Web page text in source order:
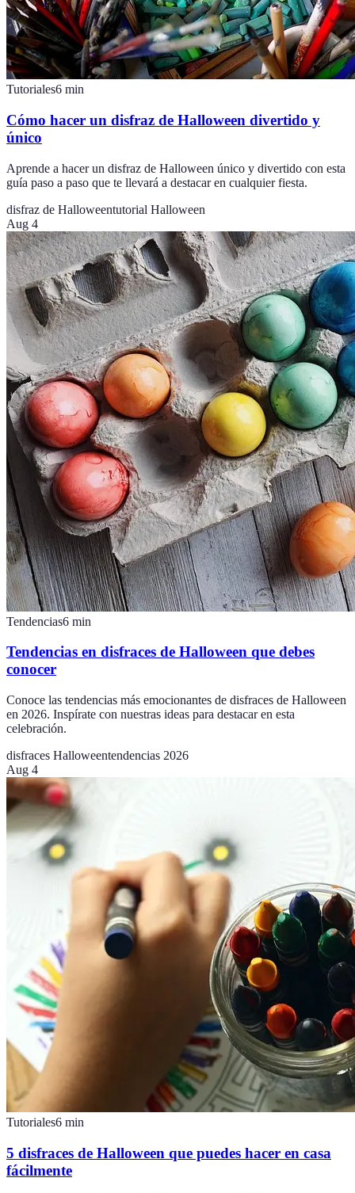
Tutoriales6 min
Cómo hacer un disfraz de Halloween divertido y
único
Aprende a hacer un disfraz de Halloween único y divertido con esta
guía paso a paso que te llevará a destacar en cualquier fiesta.
disfraz de Halloweentutorial Halloween
Aug 4
Tendencias6 min
Tendencias en disfraces de Halloween que debes
conocer
Conoce las tendencias más emocionantes de disfraces de Halloween
en 2026. Inspírate con nuestras ideas para destacar en esta
celebración.
disfraces Halloweentendencias 2026
Aug 4
Tutoriales6 min
5 disfraces de Halloween que puedes hacer en casa
fácilmente